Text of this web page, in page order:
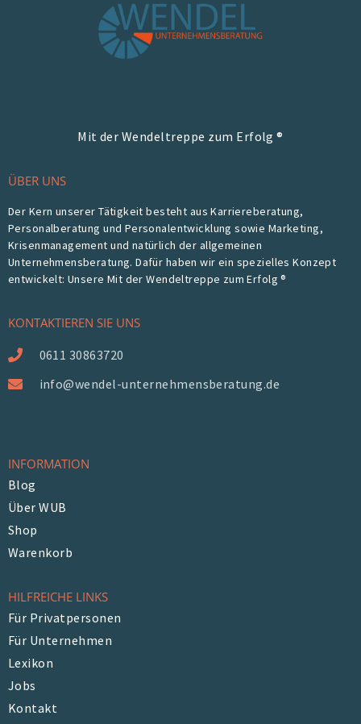
Mit der Wendeltreppe zum Erfolg ®
ÜBER UNS
Der Kern unserer Tätigkeit besteht aus Karriereberatung,
Personalberatung und Personalentwicklung sowie Marketing,
Krisenmanagement und natürlich der allgemeinen
Unternehmensberatung. Dafür haben wir ein spezielles Konzept
entwickelt: Unsere Mit der Wendeltreppe zum Erfolg ®
KONTAKTIEREN SIE UNS
0611 30863720
info@wendel-unternehmensberatung.de
INFORMATION
Blog
Über WUB
Shop
Warenkorb
HILFREICHE LINKS
Für Privatpersonen
Für Unternehmen
Lexikon
Jobs
Kontakt